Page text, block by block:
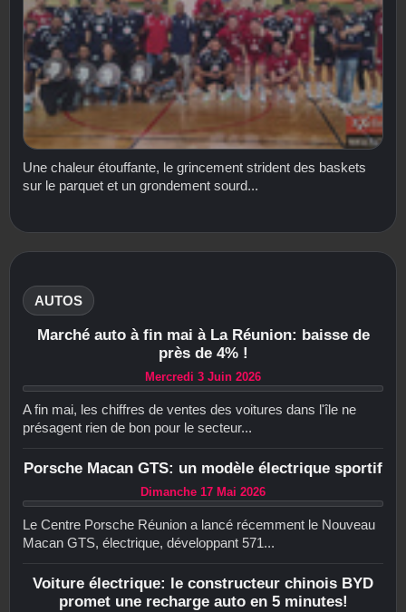
Une chaleur étouffante, le grincement strident des baskets
sur le parquet et un grondement sourd...
AUTOS
Marché auto à fin mai à La Réunion: baisse de
près de 4% !
Mercredi 3 Juin 2026
A fin mai, les chiffres de ventes des voitures dans l'île ne
présagent rien de bon pour le secteur...
Porsche Macan GTS: un modèle électrique sportif
Dimanche 17 Mai 2026
Le Centre Porsche Réunion a lancé récemment le Nouveau
Macan GTS, électrique, développant 571...
Voiture électrique: le constructeur chinois BYD
promet une recharge auto en 5 minutes!